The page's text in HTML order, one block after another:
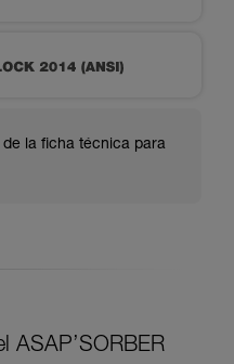
la ficha técnica para
ASAP’SORBER